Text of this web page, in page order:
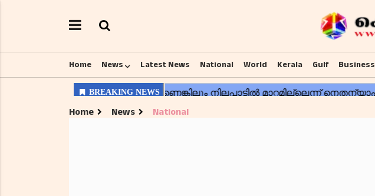
Home News Latest News National World Kerala Gulf Business
Home News National